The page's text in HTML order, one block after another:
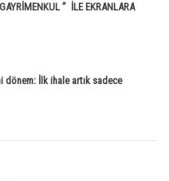
” İLE EKRANLARA
dönem: İlk ihale artık sadece